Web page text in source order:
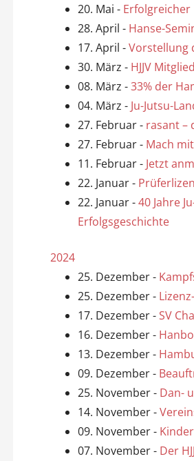
20. Mai -
28. April - Hanse-
17. April -Vorstellung
30. März - HJJV
08. März -33% der
04. März - Ju-Jutsu-
27. Februar- rasant –
27. Februar- Mach
11. Februar- Jetzt
22. Januar-
22. Januar-40 Jahre
Erfolgsgeschichte
2024
25. Dezember-
25. Dezember-
17. Dezember-SV
16. Dezember-
13. Dezember-
09. Dezember-
25. November- Dan-
14. November-
09. November-
07. November- Der